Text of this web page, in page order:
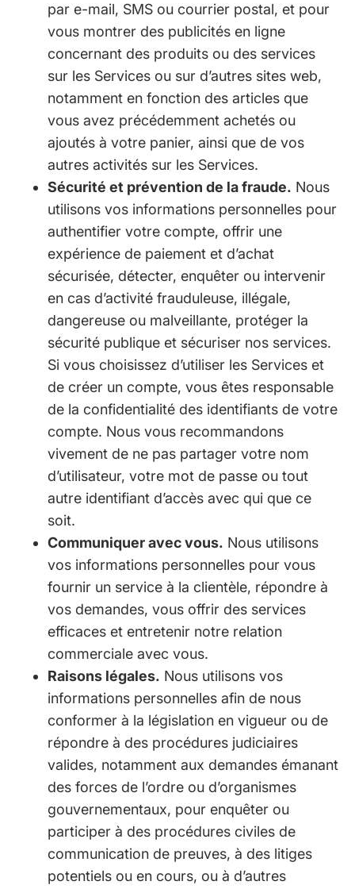
par e-mail, SMS ou courrier postal, et pour
vous montrer des publicités en ligne
concernant des produits ou des services
sur les Services ou sur d’autres sites web,
notamment en fonction des articles que
vous avez précédemment achetés ou
ajoutés à votre panier, ainsi que de vos
autres activités sur les Services.
Sécurité et prévention de la fraude. Nous
utilisons vos informations personnelles pour
authentifier votre compte, offrir une
expérience de paiement et d’achat
sécurisée, détecter, enquêter ou intervenir
en cas d’activité frauduleuse, illégale,
dangereuse ou malveillante, protéger la
sécurité publique et sécuriser nos services.
Si vous choisissez d’utiliser les Services et
de créer un compte, vous êtes responsable
de la confidentialité des identifiants de votre
compte. Nous vous recommandons
vivement de ne pas partager votre nom
d’utilisateur, votre mot de passe ou tout
autre identifiant d’accès avec qui que ce
soit.
Communiquer avec vous. Nous utilisons
vos informations personnelles pour vous
fournir un service à la clientèle, répondre à
vos demandes, vous offrir des services
efficaces et entretenir notre relation
commerciale avec vous.
Raisons légales. Nous utilisons vos
informations personnelles afin de nous
conformer à la législation en vigueur ou de
répondre à des procédures judiciaires
valides, notamment aux demandes émanant
des forces de l’ordre ou d’organismes
gouvernementaux, pour enquêter ou
participer à des procédures civiles de
communication de preuves, à des litiges
potentiels ou en cours, ou à d’autres